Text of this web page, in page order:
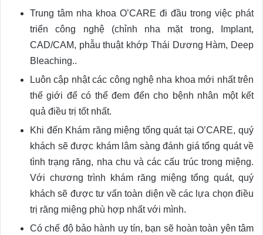
Trung tâm nha khoa O’CARE đi đầu trong việc phát
triển công nghệ (chỉnh nha mặt trong, Implant,
CAD/CAM, phẫu thuật khớp Thái Dương Hàm, Deep
Bleaching..
Luôn cập nhật các công nghệ nha khoa mới nhất trên
thế giới để có thể đem đến cho bệnh nhân một kết
quả điều trị tốt nhất.
Khi đến Khám răng miệng tổng quát tại O’CARE, quý
khách sẽ được khám lâm sàng đánh giá tổng quát về
tình trạng răng, nha chu và các cấu trúc trong miệng.
Với chương trình khám răng miệng tổng quát, quý
khách sẽ được tư vấn toàn diện về các lựa chọn điều
trị răng miệng phù hợp nhất với mình.
Có chế độ bảo hành uy tín, bạn sẽ hoàn toàn yên tâm